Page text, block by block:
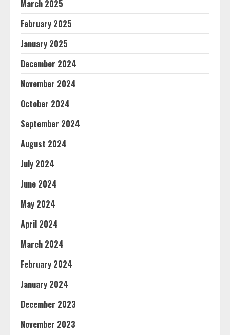
March 2025
February 2025
January 2025
December 2024
November 2024
October 2024
September 2024
August 2024
July 2024
June 2024
May 2024
April 2024
March 2024
February 2024
January 2024
December 2023
November 2023